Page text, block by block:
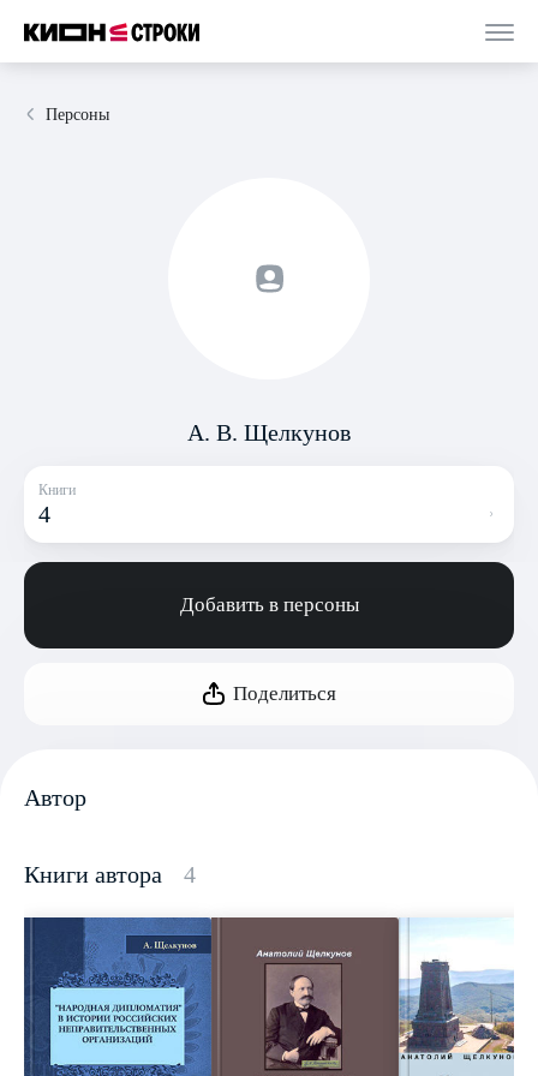
Персоны
А. В. Щелкунов
Книги
4
Добавить в персоны
Поделиться
Автор
Книги автора 4